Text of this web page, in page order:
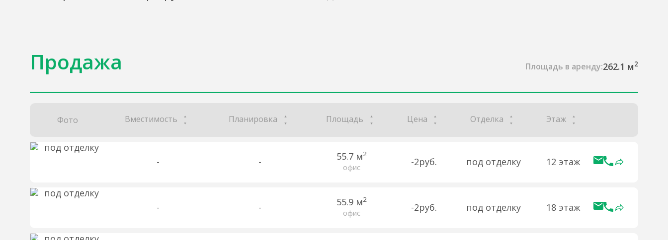
Продажа Площадь в аренду:262.1 м2
Фото Вместимость Планировка Площадь Цена Отделка Этаж
- - 55.7 м2
офис -2руб. под отделку 12 этаж
- - 55.9 м2
офис -2руб. под отделку 18 этаж